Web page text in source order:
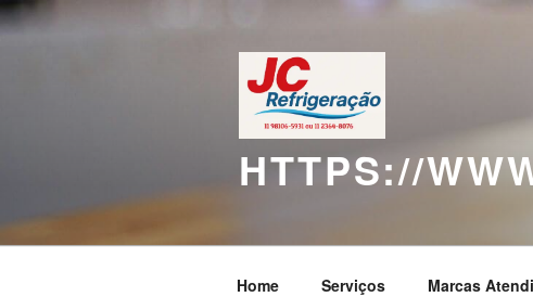
Pular
para
HTTPS://
Home Serviços Marcas